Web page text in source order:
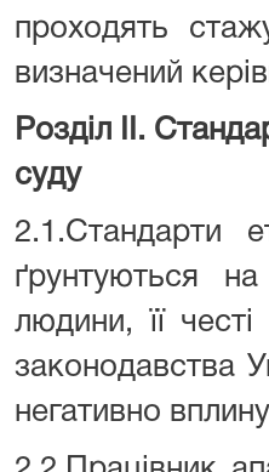
проходять
визначений
Розділ ІІ.
суду
2.1.Стандарти
ґрунтуються
людини, її
законодавства
негативно